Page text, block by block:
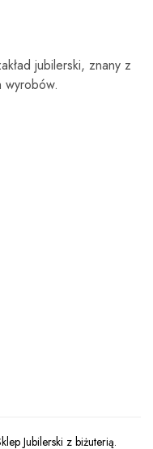
jubilerski, znany z
wyrobów.
Jubilerski z biżuterią.